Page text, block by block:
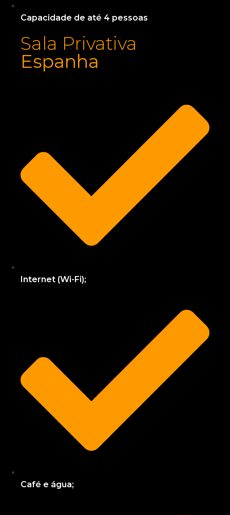
Capacidade de até 4 pessoas
Sala Privativa
Espanha
Internet (Wi-Fi);
Café e água;